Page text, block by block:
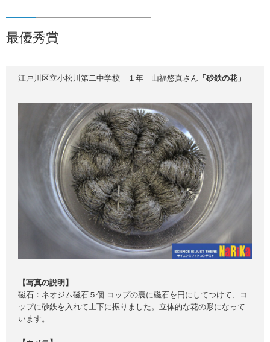
最優秀賞
江戸川区立小松川第二中学校 １年 山福悠真さん 「砂鉄の花」
【写真の説明】
磁石：ネオジム磁石５個 コップの裏に磁石を円にしてつけて、コ
ップに砂鉄を入れて上下に振りました。立体的な花の形になって
います。